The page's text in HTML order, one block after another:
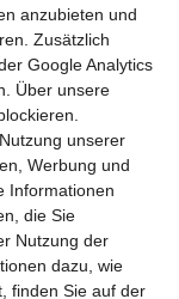
anzubieten und
Zusätzlich
Google Analytics
Über unsere
unserer
Werbung und
Informationen
die Sie
Nutzung der
dazu, wie
finden Sie auf der